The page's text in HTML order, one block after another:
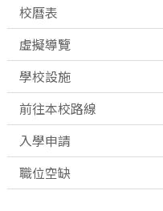
校曆表
虛擬導覽
學校設施
前往本校路線
入學申請
職位空缺